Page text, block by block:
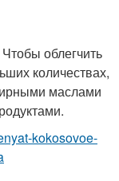
облегчить
количествах,
маслами
kokosovoe-